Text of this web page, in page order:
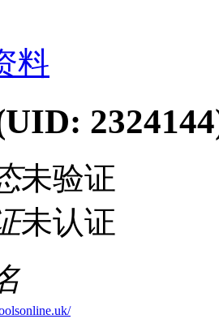
料
未验证
未认证